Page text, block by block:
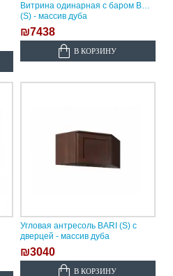
Витрина одинарная с баром BARI
(S) - массив дуба
₪7438
В КОРЗИНУ
Угловая антресоль BARI (S) с
дверцей - массив дуба
₪3040
В КОРЗИНУ